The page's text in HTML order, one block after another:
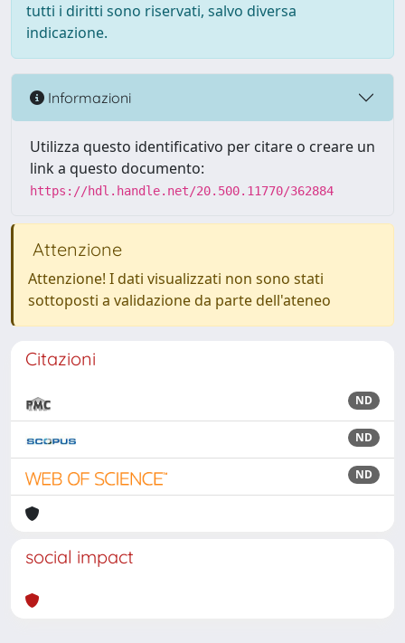
tutti i diritti sono riservati, salvo diversa
indicazione.
Informazioni
Utilizza questo identificativo per citare o creare un
link a questo documento:
https://hdl.handle.net/20.500.11770/362884
Attenzione
Attenzione! I dati visualizzati non sono stati
sottoposti a validazione da parte dell'ateneo
Citazioni
ND
ND
ND
social impact